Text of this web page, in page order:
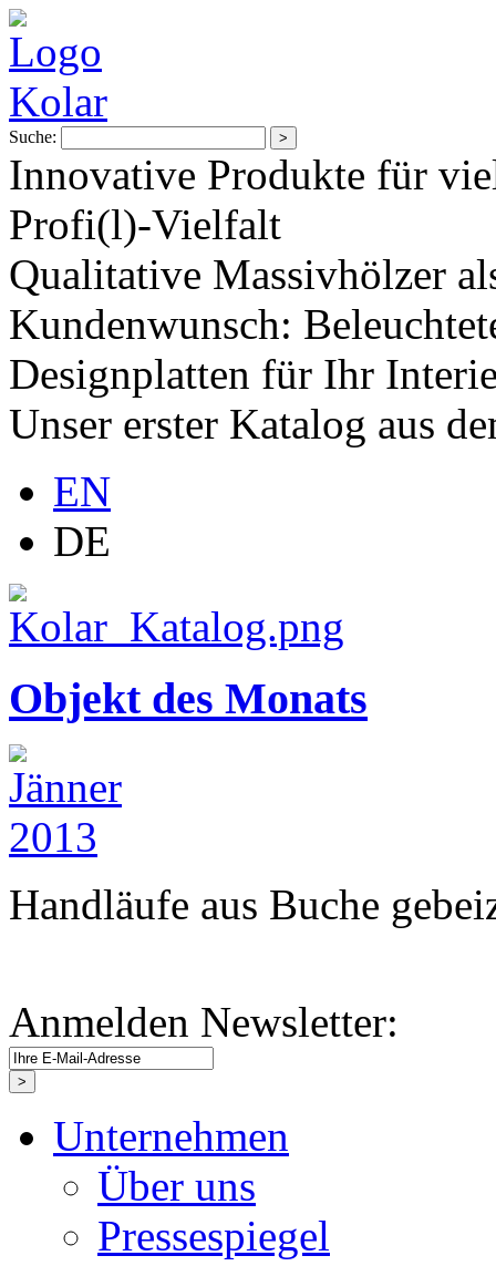
Suche:
Innovative Produkte für
Profi(l)-Vielfalt
Qualitative Massivhölzer
Kundenwunsch:
Designplatten für Ihr
Unser erster Katalog aus
EN
DE
Objekt des Monats
Handläufe aus Buche
Anmelden Newsletter:
Unternehmen
Über uns
Pressespiegel